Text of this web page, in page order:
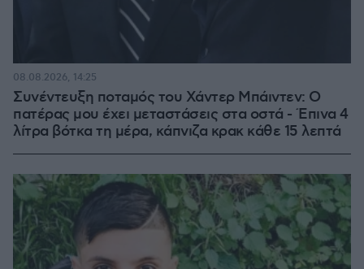
Συνέντευξη ποταμός του Χάντερ Μπάιντεν: Ο
πατέρας μου έχει μεταστάσεις στα οστά - Έπινα 4
λίτρα βότκα τη μέρα, κάπνιζα κρακ κάθε 15 λεπτά
08.08.2026, 14:25